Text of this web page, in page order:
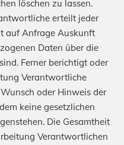
löschen zu lassen.
erteilt jeder
auf Anfrage Auskunft
Daten über die
Ferner berichtigt oder
Verantwortliche
oder Hinweis der
keine gesetzlichen
Die Gesamtheit
Verantwortlichen